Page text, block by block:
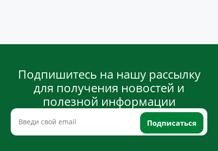
Подпишитесь на нашу рассылку
для получения новостей и
полезной информации